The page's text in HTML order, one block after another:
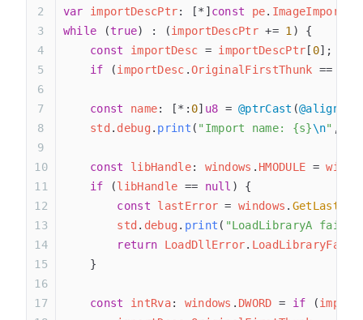
var importDescPtr: [*] const pe.
while (true) : (importDescPtr += 1 ) {
    const
importDesc = importDescPtr [ 0];
    if
(importDesc .OriginalFirstThunk ==
    const
name: [*: 0] u8 = @ptrCast (
    std
. debug . print ( "Import name: {s}\n" , .{
    const
libHandle: windows . HMODULE =
    if
(libHandle == null ) {
        const
lastError = windows .
        std
. debug . print ( "LoadLibraryA
        return
LoadDllError.
    }
    const
intRva: windows . DWORD = if (